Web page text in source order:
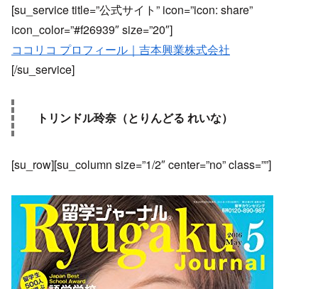
[su_service title=”公式サイト” icon=”icon: share”
icon_color=”#f26939″ size=”20″]
ココリコ プロフィール｜吉本興業株式会社
[/su_service]
トリンドル玲奈（とりんどる れいな）
[su_row][su_column size=”1/2″ center=”no” class=””]